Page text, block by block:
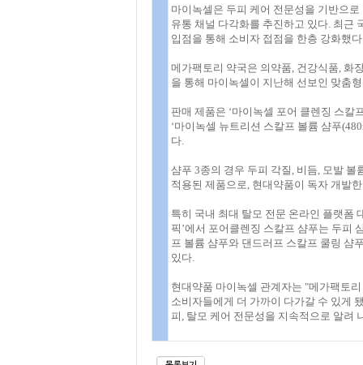
마이녹셀은 두피 케어 전문성을 기반으
유통 채널 다각화를 추진하고 있다. 최근
입점을 통해 소비자 접점을 한층 강화했
메가팩토리 약국은 의약품, 건강식품, 화
을 통해 마이녹셀이 지난해 선보인 맞춤
판매 제품은 ‘마이녹셀 포어 클렌징 스칼
‘마이녹셀 뉴트리션 스칼프 볼륨 샴푸
다.
샴푸 3종의 경우 두피 각질, 비듬, 모발
적용된 제품으로, 현대약품이 독자 개발
특히 국내 최대 탈모 전문 온라인 플랫폼
픽’에서 포어클렌징 스칼프 샴푸는 두피
프 볼륨 샴푸와 댄드러프 스칼프 쿨링 샴
있다.
현대약품 마이녹셀 관계자는 "메가팩토
소비자들에게 더 가까이 다가갈 수 있게
피, 탈모 케어 전문성을 지속적으로 알려